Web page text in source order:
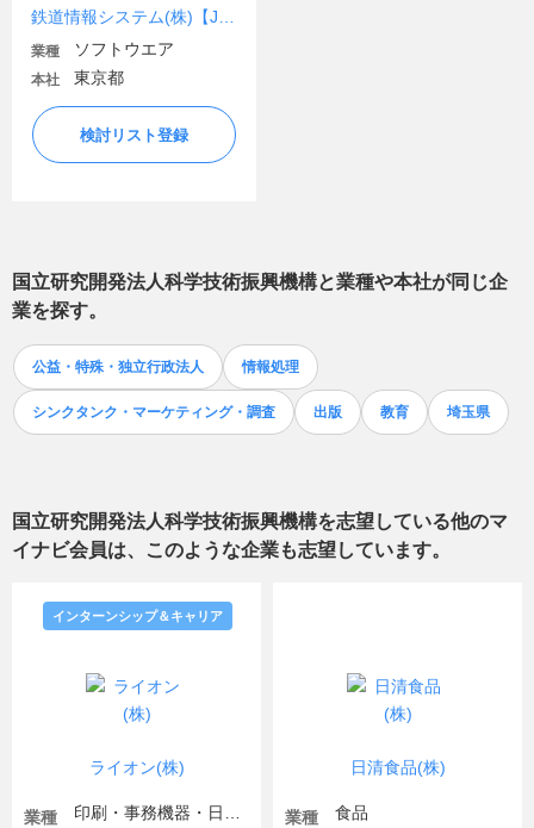
業種 ソフトウエア
本社 東京都
検討リスト登録
国立研究開発法人科学技術振興機構と業種や本社が同じ企
業を探す。
公益・特殊・独立行政法人 情報処理
シンクタンク・マーケティング・調査 出版 教育 埼玉県
国立研究開発法人科学技術振興機構を志望している他のマ
イナビ会員は、このような企業も志望しています。
ライオン(株)
インターンシップ＆キャリア
業種
日清食品(株)
業種
食品